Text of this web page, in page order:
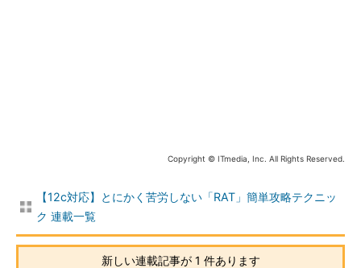
Copyright © ITmedia, Inc. All Rights Reserved.
【12c対応】とにかく苦労しない「RAT」簡単攻略テクニッ
ク 連載一覧
新しい連載記事が 1 件あります